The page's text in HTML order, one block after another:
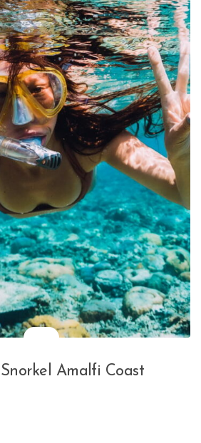
Amalfi Coast